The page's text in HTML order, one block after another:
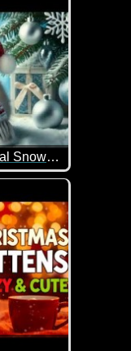
Winter Wonderland: A Magical Snowy Forest Ready for Christmas
gemachtes